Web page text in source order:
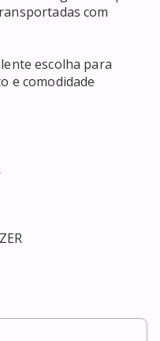
com
e comodidade